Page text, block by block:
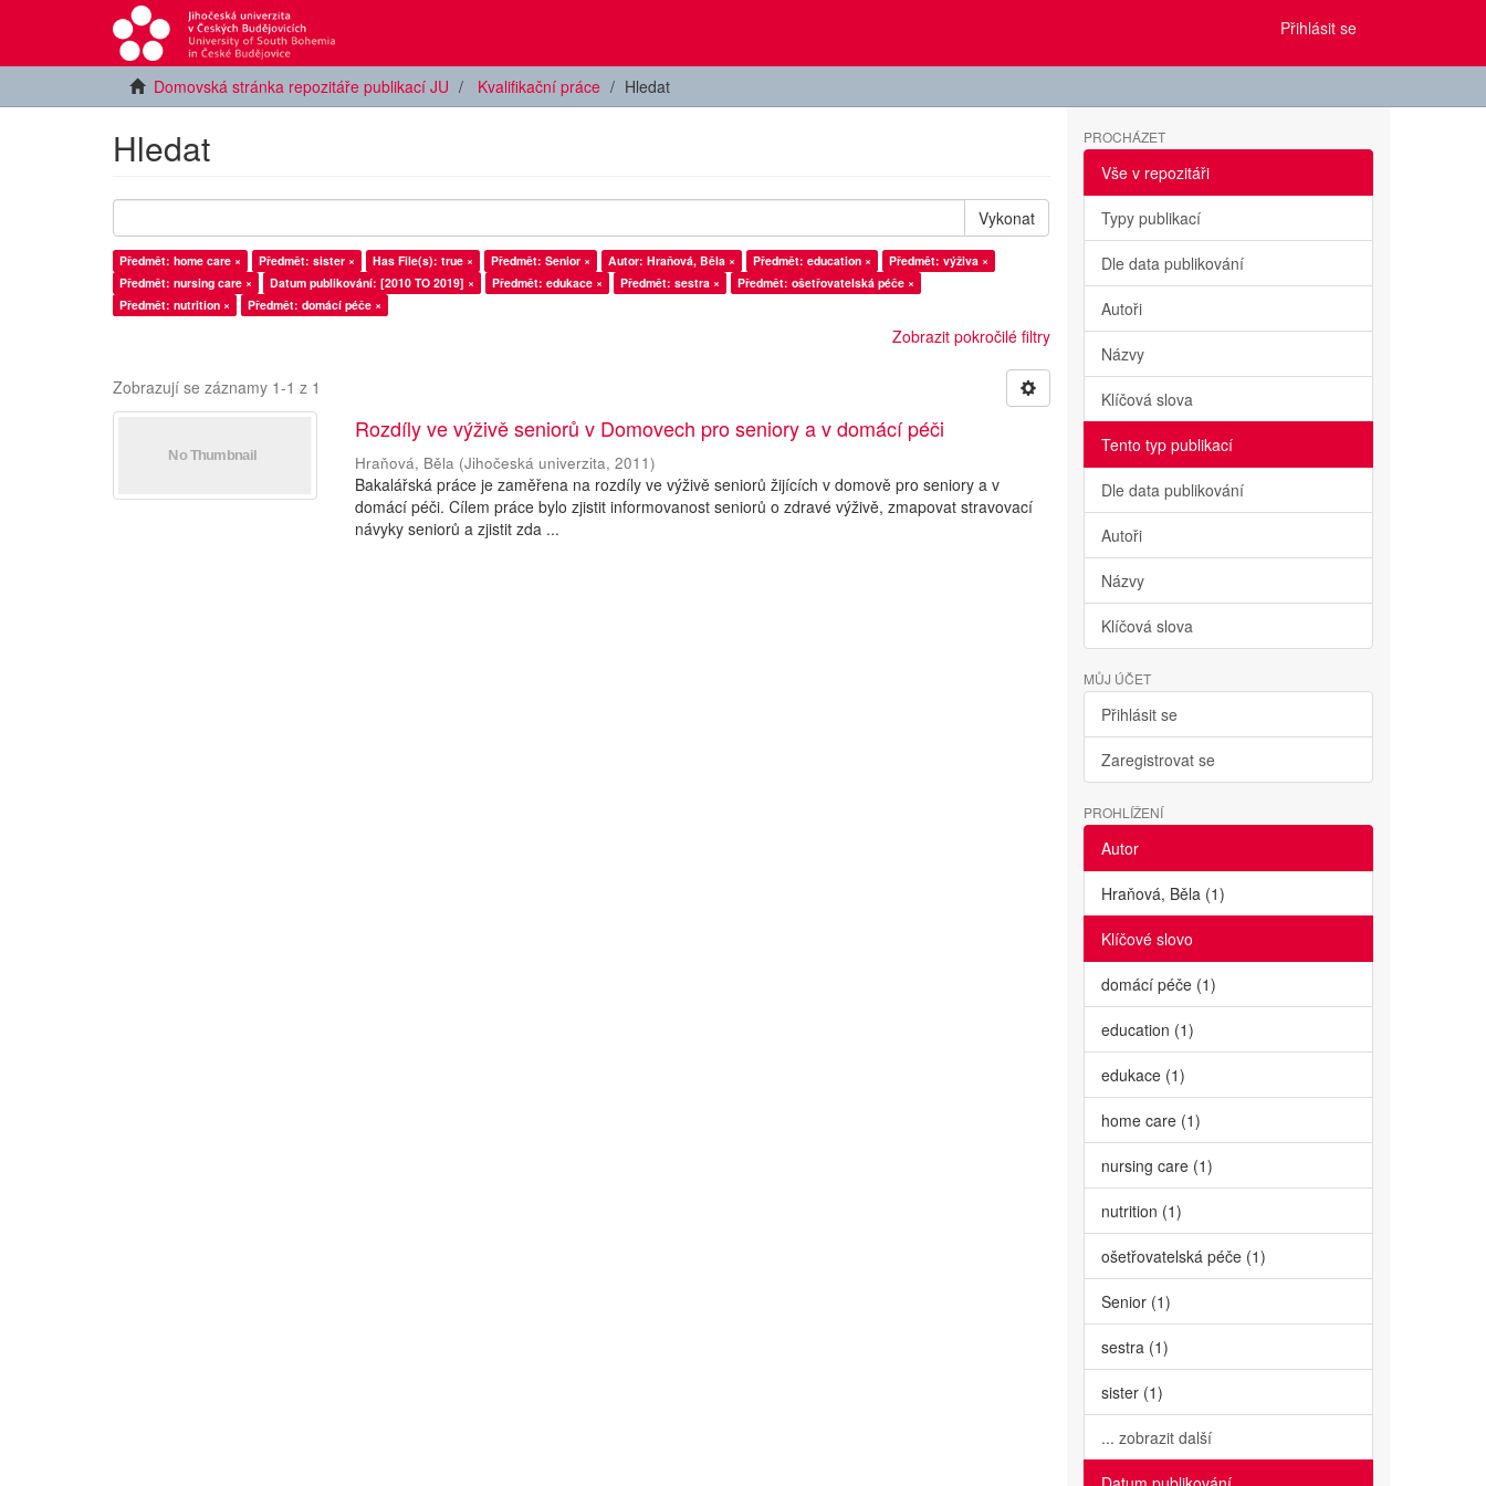
Přihlásit se
Domovská stránka repozitáře publikací JU Kvalifikační práce Hledat
Hledat
Vykonat
Předmět: home care × Předmět: sister × Has File(s): true × Předmět: Senior × Autor: Hraňová, Běla × Předmět: education ×
Předmět: výživa ×
Předmět: nursing care ×
Datum publikování: [2010 TO 2019] × Předmět: edukace × Předmět: sestra ×
Předmět: ošetřovatelská péče ×
Předmět: nutrition ×
Předmět: domácí péče ×
Zobrazit pokročilé filtry
Zobrazují se záznamy 1-1 z 1
Rozdíly ve výživě seniorů v Domovech pro seniory a v domácí péči
Hraňová, Běla (Jihočeská univerzita,2011)
Bakalářská práce je zaměřena na rozdíly ve výživě seniorů žijících v domově pro seniory a v
domácí péči. Cílem práce bylo zjistit informovanost seniorů o zdravé výživě, zmapovat stravovací
návyky seniorů a zjistit zda ...
PROCHÁZET
Vše v repozitáři
Typy publikací
Dle data publikování
Autoři
Názvy
Klíčová slova
Tento typ publikací
Dle data publikování
Autoři
Názvy
Klíčová slova
MŮJ ÚČET
Přihlásit se
Zaregistrovat se
PROHLÍŽENÍ
Autor
Hraňová, Běla (1)
Klíčové slovo
domácí péče (1)
education (1)
edukace (1)
home care (1)
nursing care (1)
nutrition (1)
ošetřovatelská péče (1)
Senior (1)
sestra (1)
sister (1)
... zobrazit další